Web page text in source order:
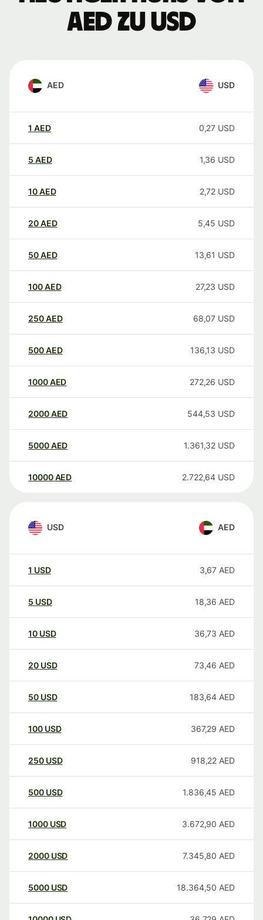
AED zu USD
AED USD
1 AED 0,27 USD
5 AED 1,36 USD
10AED 2,72 USD
20AED 5,45 USD
50AED 13,61 USD
100AED 27,23 USD
250AED 68,07 USD
500AED 136,13 USD
1000AED 272,26 USD
2000AED 544,53 USD
5000AED 1.361,32 USD
10000 AED 2.722,64 USD
USD AED
1 USD 3,67 AED
5 USD 18,36 AED
10 USD 36,73 AED
20 USD 73,46 AED
50 USD 183,64 AED
100 USD 367,29 AED
250 USD 918,22 AED
500 USD 1.836,45 AED
1000 USD 3.672,90 AED
2000 USD 7.345,80 AED
5000 USD 18.364,50 AED